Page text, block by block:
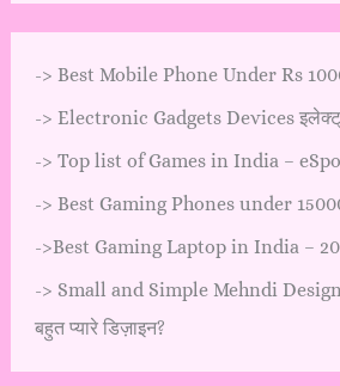
-> Best Mobile Phone Under Rs
-> Electronic Gadgets Devices
-> Top list of Games in India –
-> Best Gaming Phones under
->Best Gaming Laptop in India –
-> Small and Simple Mehndi
बहुत प्यारे डिज़ाइन?